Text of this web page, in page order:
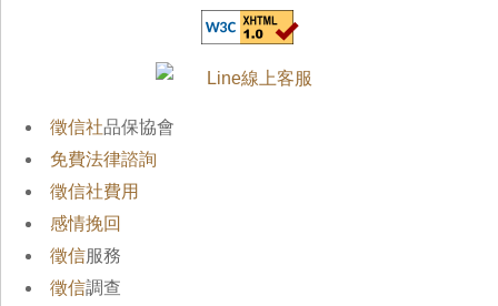
徵信社品保協會
免費法律諮詢
徵信社費用
感情挽回
徵信服務
徵信調查